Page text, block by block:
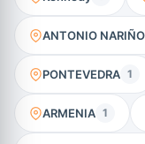
ANTONIO NARIÑO
PONTEVEDRA 1
ARMENIA 1